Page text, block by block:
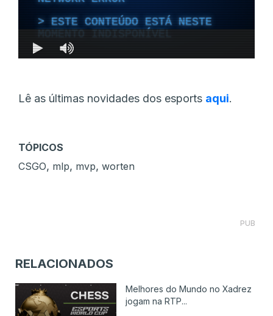
Lê as últimas novidades dos esports aqui.
TÓPICOS
CSGO, mlp, mvp, worten
PUB
RELACIONADOS
Melhores do Mundo no Xadrez
jogam na RTP...